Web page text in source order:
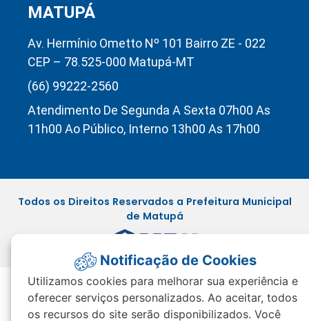
MATUPÁ
Av. Hermínio Ometto Nº 101 Bairro ZE - 022
CEP – 78.525-000 Matupá-MT
(66) 99222-2560
Atendimento De Segunda A Sexta 07h00 As
11h00 Ao Público, Interno 13h00 As 17h00
Todos os Direitos Reservados a Prefeitura Municipal
de Matupá
Notificação de Cookies
Utilizamos cookies para melhorar sua experiência e
oferecer serviços personalizados. Ao aceitar, todos
os recursos do site serão disponibilizados. Você